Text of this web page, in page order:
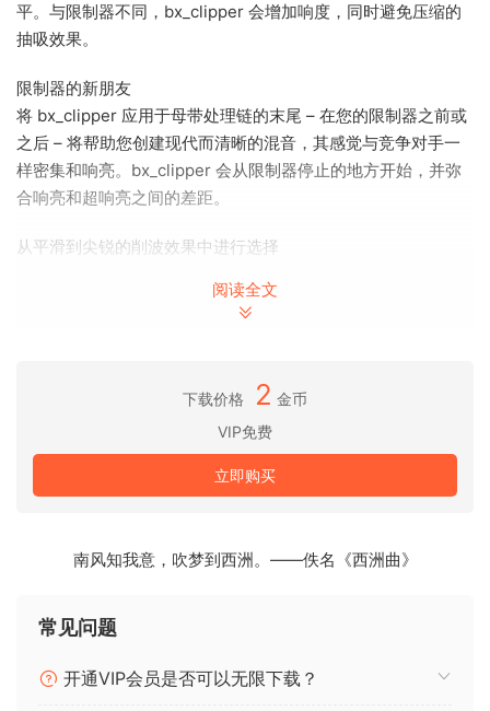
平。与限制器不同，bx_clipper 会增加响度，同时避免压缩的
抽吸效果。
限制器的新朋友
将 bx_clipper 应用于母带处理链的末尾 – 在您的限制器之前或
之后 – 将帮助您创建现代而清晰的混音，其感觉与竞争对手一
样密集和响亮。bx_clipper 会从限制器停止的地方开始，并弥
合响亮和超响亮之间的差距。
从平滑到尖锐的削波效果中进行选择
滑自然的声音，而二极管模式则提供尖锐的失真。结合
最大化响度同时避免失真
bx_clipper 的自动上限功能会分析音频信号中的峰值并自动设
置插件的上限级别。设置的上限级别将最大化感知响度同时避
免不必要的失真。因此，bx_clipper 可以让您创作出非常响亮
通过等响度比较避免响度偏差
之间的 RMS 差异。自动修剪会自动调整 bx_clipper 的输出电
与求和相关的峰值而不会使混音不平衡。
阅读全文
下载价格 2 金币
VIP免费
立即购买
南风知我意，吹梦到西洲。——佚名《西洲曲》
常见问题
开通VIP会员是否可以无限下载？